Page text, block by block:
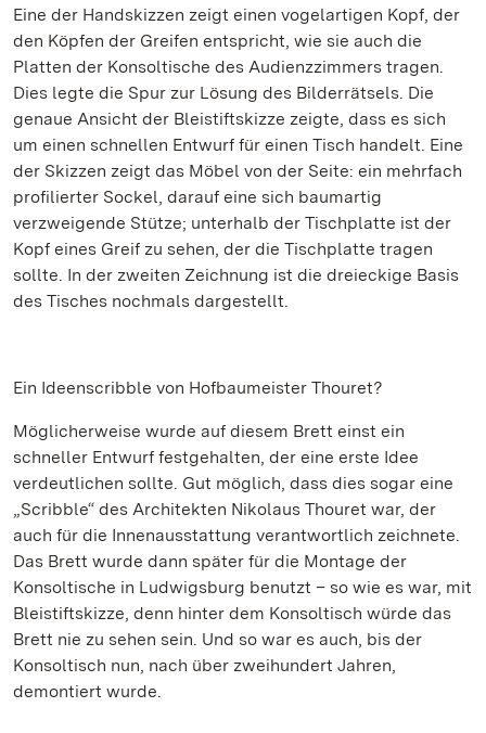
Eine der Handskizzen zeigt einen vogelartigen Kopf, der
den Köpfen der Greifen entspricht, wie sie auch die
Platten der Konsoltische des Audienzzimmers tragen.
Dies legte die Spur zur Lösung des Bilderrätsels. Die
genaue Ansicht der Bleistiftskizze zeigte, dass es sich
um einen schnellen Entwurf für einen Tisch handelt. Eine
der Skizzen zeigt das Möbel von der Seite: ein mehrfach
profilierter Sockel, darauf eine sich baumartig
verzweigende Stütze; unterhalb der Tischplatte ist der
Kopf eines Greif zu sehen, der die Tischplatte tragen
sollte. In der zweiten Zeichnung ist die dreieckige Basis
des Tisches nochmals dargestellt.
Ein Ideenscribble von Hofbaumeister Thouret?
Möglicherweise wurde auf diesem Brett einst ein
schneller Entwurf festgehalten, der eine erste Idee
verdeutlichen sollte. Gut möglich, dass dies sogar eine
„Scribble“ des Architekten Nikolaus Thouret war, der
auch für die Innenausstattung verantwortlich zeichnete.
Das Brett wurde dann später für die Montage der
Konsoltische in Ludwigsburg benutzt – so wie es war, mit
Bleistiftskizze, denn hinter dem Konsoltisch würde das
Brett nie zu sehen sein. Und so war es auch, bis der
Konsoltisch nun, nach über zweihundert Jahren,
demontiert wurde.